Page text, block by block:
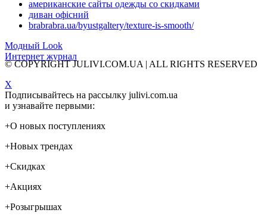
американские сайты одежды со скидками
диван офісний
brabrabra.ua/byustgaltery/texture-is-smooth/
Модный Look
Интернет журнал
© COPYRIGHT JULIVI.COM.UA | ALL RIGHTS RESERVED
X
Подписывайтесь на рассылку julivi.com.ua
и узнавайте первыми:
+О новых поступлениях
+Новых трендах
+Скидках
+Акциях
+Розыгрышах